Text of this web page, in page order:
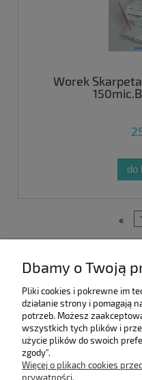
Worek
do
«
Dbamy o Twoją
Pliki cookies i pokrewne im
działanie strony i pomagają
potrzeb. Możesz
wszystkich tych plików i
użycie plików do swoich
zgody".
Więcej o plikach cookies
prywatności.